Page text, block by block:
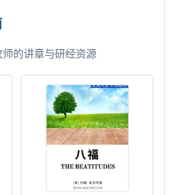
师的讲章与研经资源